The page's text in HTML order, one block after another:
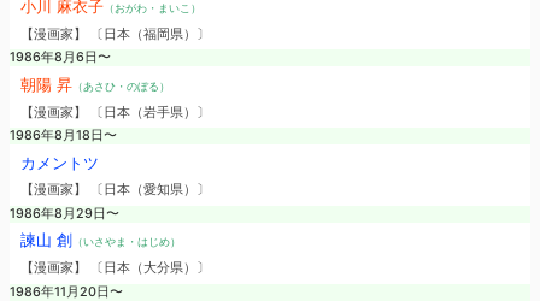
小川 麻衣子（おがわ・まいこ）
【漫画家】 〔日本（福岡県）〕
1986年8月6日〜
朝陽 昇（あさひ・のぼる）
【漫画家】 〔日本（岩手県）〕
1986年8月18日〜
カメントツ
【漫画家】 〔日本（愛知県）〕
1986年8月29日〜
諫山 創 （いさやま・はじめ）
【漫画家】 〔日本（大分県）〕
1986年11月20日〜